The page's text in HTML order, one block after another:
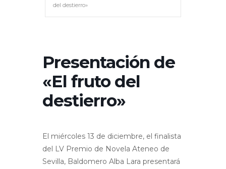
del destierro»
Presentación de
«El fruto del
destierro»
El miércoles 13 de diciembre, el finalista
del LV Premio de Novela Ateneo de
Sevilla, Baldomero Alba Lara presentará